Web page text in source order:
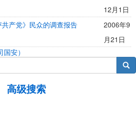
12月1日
产党》民众的调查报告
2006年9
月21日
安）
搜索
高级搜索